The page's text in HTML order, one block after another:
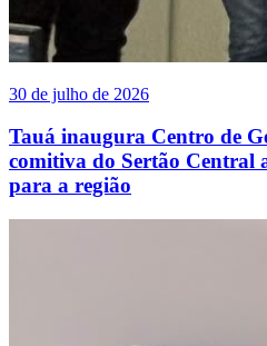
30 de julho de 2026
Tauá inaugura Centro de
comitiva do Sertão Central
para a região